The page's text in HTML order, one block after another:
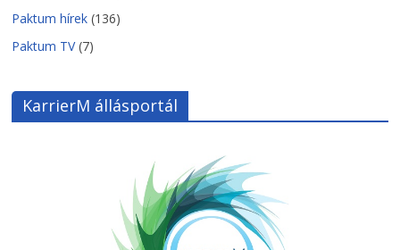
Paktum hírek (136)
Paktum TV(7)
KarrierM állásportál